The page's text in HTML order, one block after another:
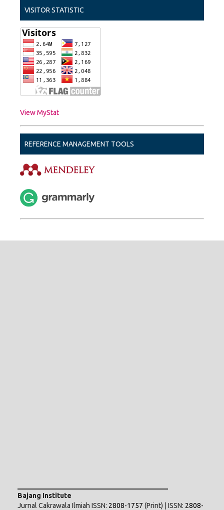
VISITOR STATISTIC
View MyStat
REFERENCE MANAGEMENT TOOLS
Bajang Institute
Jurnal Cakrawala Ilmiah ISSN: 2808-1757 (Print) | ISSN: 2808-